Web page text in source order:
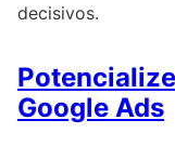
decisivos.
Google Ads